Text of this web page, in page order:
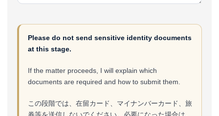
Please do not send sensitive identity documents
at this stage.
If the matter proceeds, I will explain which
documents are required and how to submit them.
この段階では、在留カード、マイナンバーカード、旅